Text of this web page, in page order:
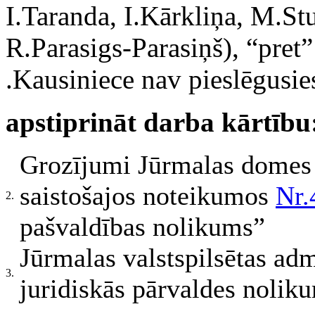
I.Taranda, I.Kārkliņa,
R.Parasigs-Parasiņš),
.Kausiniece nav
apstiprināt darba
2.
Grozījumi Jūrmalas
saistošajos noteikumos
pašvaldības nolikums”
3.
Jūrmalas valstspilsētas
juridiskās pārvaldes